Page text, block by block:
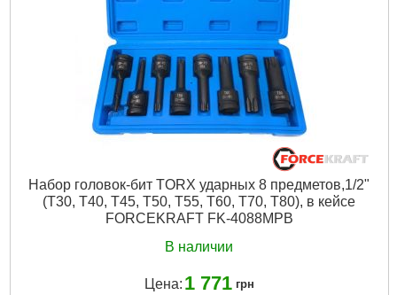
Набор головок-бит TORX ударных 8 предметов,1/2"
(T30, T40, T45, T50, T55, T60, T70, T80), в кейсе
FORCEKRAFT FK-4088MPB
В наличии
Цена: 1 771 грн